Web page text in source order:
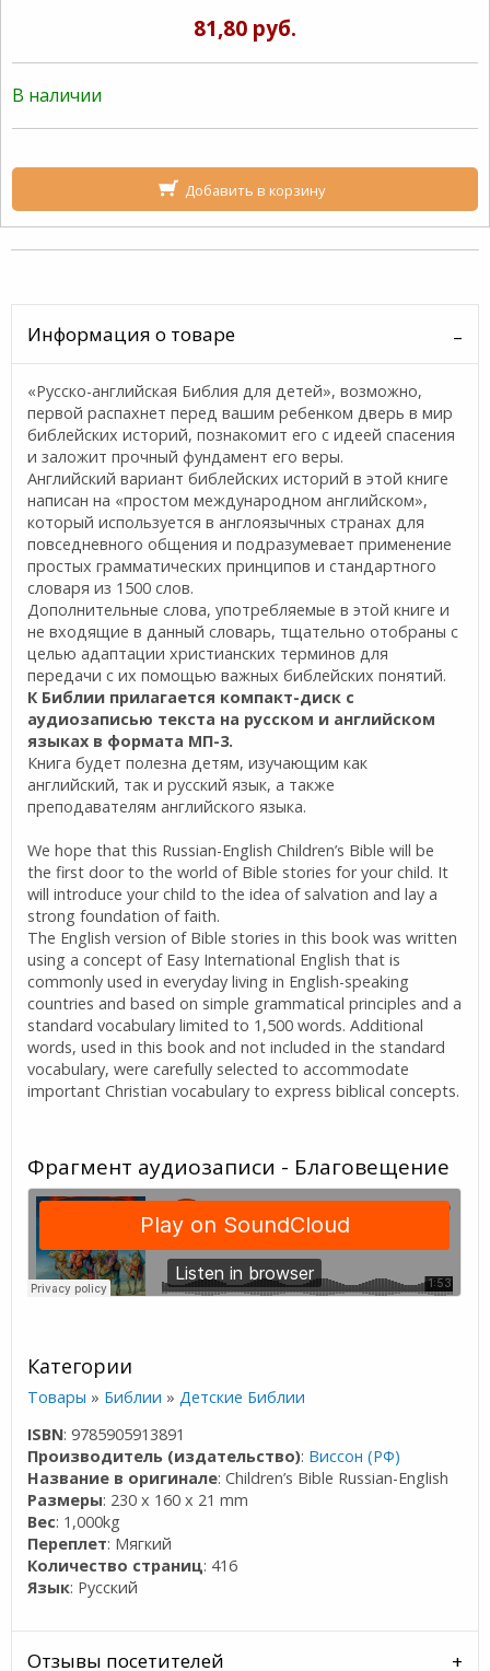
81,80 руб.
В наличии
Добавить в корзину
Информация о товаре
«Русско-английская Библия для детей», возможно,
первой распахнет перед вашим ребенком дверь в мир
библейских историй, познакомит его с идеей спасения
и заложит прочный фундамент его веры.
Английский вариант библейских историй в этой книге
написан на «простом международном английском»,
который используется в англоязычных странах для
повседневного общения и подразумевает применение
простых грамматических принципов и стандартного
словаря из 1500 слов.
Дополнительные слова, употребляемые в этой книге и
не входящие в данный словарь, тщательно отобраны с
целью адаптации христианских терминов для
передачи с их помощью важных библейских понятий.
К Библии прилагается компакт-диск с
аудиозаписью текста на русском и английском
языках в формата МП-3.
Книга будет полезна детям, изучающим как
английский, так и русский язык, а также
преподавателям английского языка.
We hope that this Russian-English Children’s Bible will be
the first door to the world of Bible stories for your child. It
will introduce your child to the idea of salvation and lay a
strong foundation of faith.
The English version of Bible stories in this book was written
using a concept of Easy International English that is
commonly used in everyday living in English-speaking
countries and based on simple grammatical principles and a
standard vocabulary limited to 1,500 words. Additional
words, used in this book and not included in the standard
vocabulary, were carefully selected to accommodate
important Christian vocabulary to express biblical concepts.
Фрагмент аудиозаписи - Благовещение
Категории
Товары » Библии » Детские Библии
ISBN: 9785905913891
Производитель (издательство): Виссон (РФ)
Название в оригинале: Children’s Bible Russian-English
Размеры: 230 x 160 x 21 mm
Вес: 1,000kg
Переплет: Мягкий
Количество страниц: 416
Язык: Русский
Отзывы посетителей